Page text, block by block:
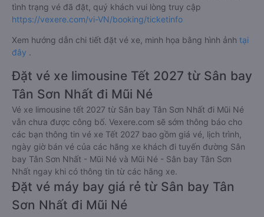
tình trạng vé đã đặt, quý khách vui lòng truy cập
https://vexere.com/vi-VN/booking/ticketinfo
Xem hướng dẫn chi tiết đặt vé xe, minh họa bằng hình ảnh tại
đây .
Đặt vé xe limousine Tết 2027 từ Sân bay
Tân Sơn Nhất đi Mũi Né
Vé xe limousine tết 2027 từ Sân bay Tân Sơn Nhất đi Mũi Né
vẫn chưa được công bố. Vexere.com sẽ sớm thông báo cho
các bạn thông tin vé xe Tết 2027 bao gồm giá vé, lịch trình,
ngày giờ bán vé của các hãng xe khách đi tuyến đường Sân
bay Tân Sơn Nhất - Mũi Né và Mũi Né - Sân bay Tân Sơn
Nhất ngay khi có thông tin từ các hãng xe.
Đặt vé máy bay giá rẻ từ Sân bay Tân
Sơn Nhất đi Mũi Né